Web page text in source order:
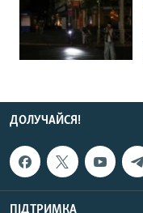
ДОЛУЧАЙСЯ!
ПІДТРИМКА